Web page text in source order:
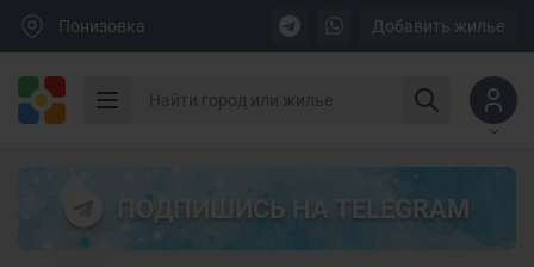
Понизовка Добавить жилье
ПОДПИШИСЬ НА TELEGRAM